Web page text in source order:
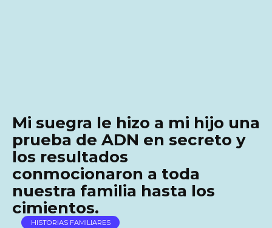
Mi suegra le hizo a mi hijo una
prueba de ADN en secreto y
los resultados
conmocionaron a toda
nuestra familia hasta los
cimientos.
HISTORIAS FAMILIARES